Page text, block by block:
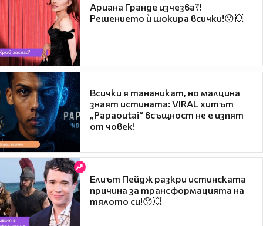
Ариана Гранде изчезва?!
Решението ѝ шокира всички!😯💥
Всички я тананикат, но малцина
знаят истината: VIRAL хитът
„Papaoutai“ всъщност не е изпят
от човек!
Елиът Пейдж разкри истинската
причина за трансформацията на
тялото си!😯💥